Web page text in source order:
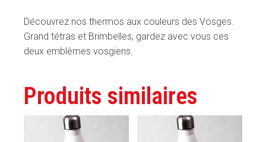
Découvrez nos thermos aux couleurs des Vosges.
Grand tétras et Brimbelles, gardez avec vous ces
deux emblèmes vosgiens.
Produits similaires